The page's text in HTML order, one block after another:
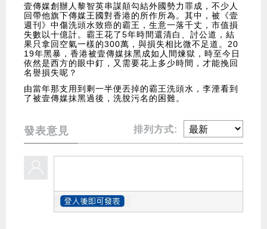
壹傳媒創辦人黎智英串謀顛勾結外國勢力罪成，不少人
回帶他旗下傳媒王國對香港的所作所為。其中，被《壹
週刊》中傷洗頭水致癌的霸王，生意一落千丈，市值損
失數以十億計。霸王花了5年時間還清白、討公道，結
果只拿回空氣一樣的300萬，與損失相比微不足道。20
19年黑暴，香港被壹傳媒抹黑成如人間煉獄，時至今日
依然是西方的眼中釘，又需要花上多少時間，才能挽回
名譽損失呢？
由當年那支用到剩一半便丟掉的霸王洗頭水，李湮看到
了被壹傳媒抹黑過後，洗脫污名的困難。
發表意見 排列方式: